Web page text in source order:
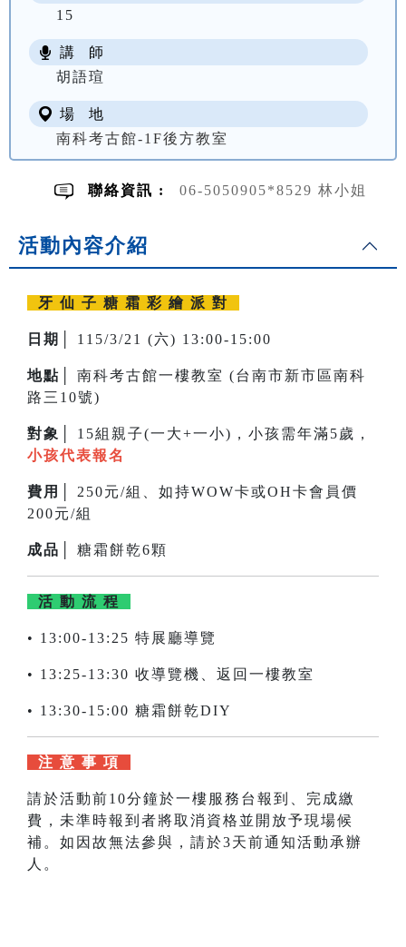
15
講 師
胡語瑄
場 地
南科考古館-1F後方教室
聯絡資訊 : 06-5050905*8529 林小姐
活動內容介紹
牙 仙 子 糖 霜 彩 繪 派 對
日期│ 115/3/21 (六) 13:00-15:00
地點│
南科考古館一樓教室 (台南市新市區南科
路三10號)
對象│
15組親子(一大+一小)，小孩需年滿5歲，
小孩代表報名
費用│
250元/組、如持WOW卡或OH卡會員價
200元/組
成品│ 糖霜餅乾6顆
活 動 流 程
• 13:00-13:25 特展廳導覽
• 13:25-13:30 收導覽機、返回一樓教室
• 13:30-15:00 糖霜餅乾DIY
注 意 事 項
請於活動前10分鐘於一樓服務台報到、完成繳
費，未準時報到者將取消資格並開放予現場候
補。如因故無法參與，請於3天前通知活動承辦
人。